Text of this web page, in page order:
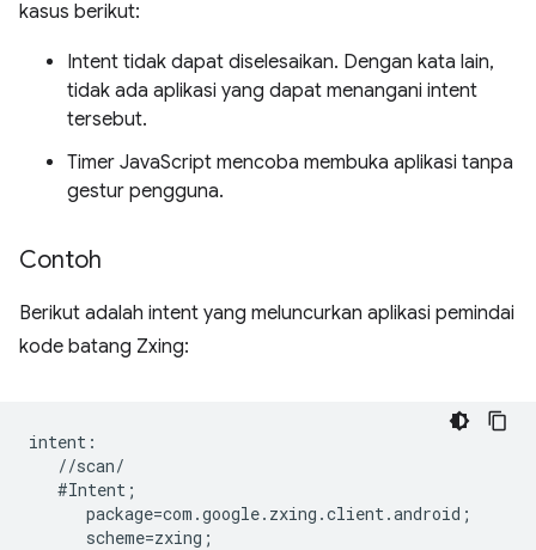
kasus berikut:
Intent tidak dapat diselesaikan. Dengan kata lain,
tidak ada aplikasi yang dapat menangani intent
tersebut.
Timer JavaScript mencoba membuka aplikasi tanpa
gestur pengguna.
Contoh
Berikut adalah intent yang meluncurkan aplikasi pemindai
kode batang Zxing:
intent:
   //scan/
   #Intent;
      package=com.google.zxing.client.android;
      scheme=zxing;